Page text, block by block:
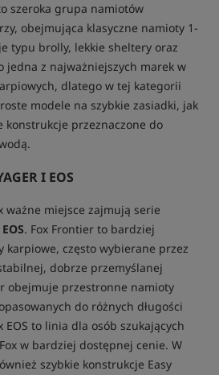
szeroka grupa namiotów
obejmująca klasyczne namioty 1-
typu brolly, lekkie sheltery oraz
jedna z najważniejszych marek w
dlatego w tej kategorii
modele na szybkie zasiadki, jak
przeznaczone do
I EOS
ważne miejsce zajmują serie
EOS. Fox Frontier to bardziej
karpiowe, często wybierane przez
dobrze przemyślanej
obejmuje przestronne namioty
do różnych długości
EOS to linia dla osób szukających
w bardziej dostępnej cenie. W
szybkie konstrukcje Easy